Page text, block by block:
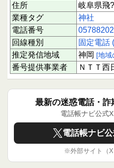
住所
岐阜県飛
業種タグ
神社
電話番号
回線種別
固定電話
推定発信地域
神岡 [地域
番号提供事業者 ＮＴＴ西
最新の迷惑電話・
電話帳ナビ公式
電話帳ナビ
※外部サイト（